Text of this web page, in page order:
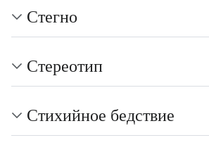
Стегно
Стереотип
Стихийное бедствие